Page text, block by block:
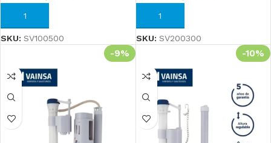
AÑADIR AL CARRITO
SKU: SV100500
AÑADIR AL CARRITO
SKU: SV200300
-9% -10%